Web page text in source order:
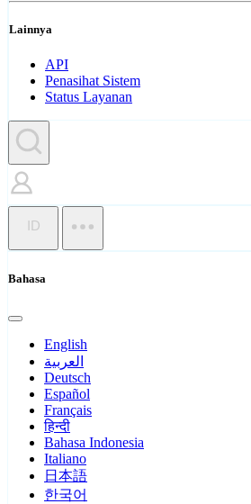
Lainnya
API
Penasihat Sistem
Status Layanan
ID
Bahasa
English
العربية
Deutsch
Español
Français
हिन्दी
Bahasa Indonesia
Italiano
日本語
한국어